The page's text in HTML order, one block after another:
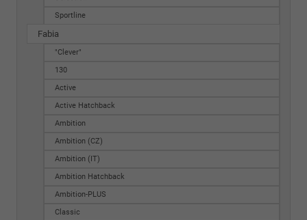
Sportline
Fabia
"Clever"
130
Active
Active Hatchback
Ambition
Ambition (CZ)
Ambition (IT)
Ambition Hatchback
Ambition-PLUS
Classic